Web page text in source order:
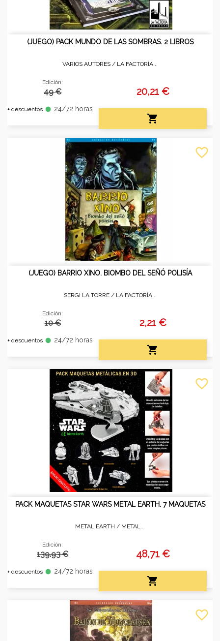
(JUEGO) PACK MUNDO DE LAS SOMBRAS. 2 LIBROS
VARIOS AUTORES / LA FACTORÍA...
Edición:
49 €
+ descuentos fiber_manual_record 24/72 horas
20,21 €

(JUEGO) BARRIO XINO. BIOMBO DEL SEÑÓ POLISÍA
SERGI LA TORRE / LA FACTORÍA...
Edición:
10 €
+ descuentos fiber_manual_record 24/72 horas
2,21 €

favorite_border
PACK MAQUETAS STAR WARS METAL EARTH. 7 MAQUETAS
METAL EARTH / METAL...
Edición:
139.93 €
+ descuentos fiber_manual_record 24/72 horas
48,71 €

favorite_border
favorite_border